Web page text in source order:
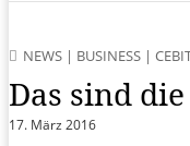
NEWS | BUSINESS |
Das sind
17. März 2016